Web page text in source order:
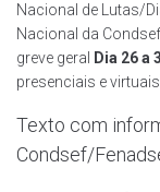
Nacional de Lutas/
Nacional da
greve geral
Dia 26 a
presenciais e
Texto com
Condsef/